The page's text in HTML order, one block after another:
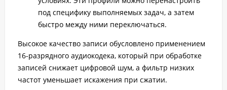
под специфику выполняемых задач, а затем
быстро между ними переключаться.
Высокое качество записи обусловлено применением
16-разрядного аудиокодека, который при обработке
записей снижает цифровой шум, а фильтр низких
частот уменьшает искажения при сжатии.